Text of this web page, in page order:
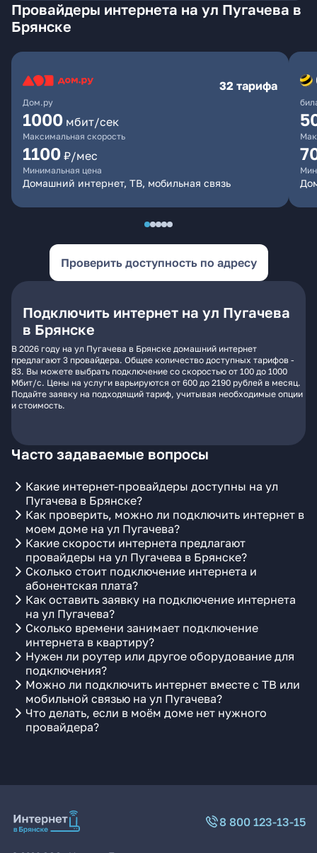
Провайдеры интернета на ул Пугачева в
Брянске
Дом.ру
32 тарифа
1000 мбит/сек
Максимальная скорость
1100 ₽/мес
Минимальная цена
Домашний интернет, ТВ, мобильная связь
Проверить доступность по адресу
Подключить интернет на ул Пугачева
в Брянске
В 2026 году на ул Пугачева в Брянске домашний интернет
предлагают 3 провайдера. Общее количество доступных тарифов -
83. Вы можете выбрать подключение со скоростью от 100 до 1000
Мбит/с. Цены на услуги варьируются от 600 до 2190 рублей в месяц.
Подайте заявку на подходящий тариф, учитывая необходимые опции
и стоимость.
Часто задаваемые вопросы
Какие интернет-провайдеры доступны на ул
Пугачева в Брянске?
Как проверить, можно ли подключить интернет в
моем доме на ул Пугачева?
Какие скорости интернета предлагают
провайдеры на ул Пугачева в Брянске?
Сколько стоит подключение интернета и
абонентская плата?
Как оставить заявку на подключение интернета
на ул Пугачева?
Сколько времени занимает подключение
интернета в квартиру?
Нужен ли роутер или другое оборудование для
подключения?
Можно ли подключить интернет вместе с ТВ или
мобильной связью на ул Пугачева?
Что делать, если в моём доме нет нужного
провайдера?
8 800 123-13-15